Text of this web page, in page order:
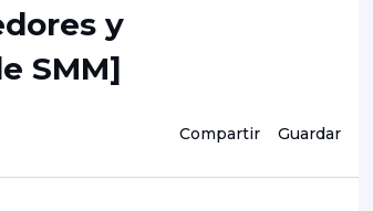
y
SMM]
Compartir Guardar